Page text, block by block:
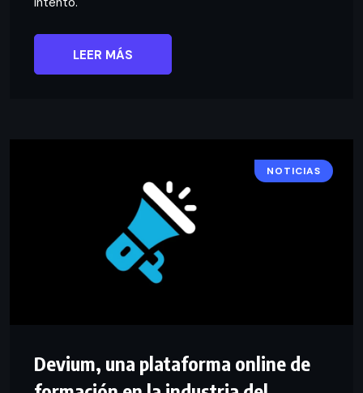
LEER MÁS
NOTICIAS
Devium, una plataforma online de